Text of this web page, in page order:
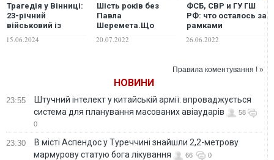
Трагедія у Вінниці:
23-річний
військовий із
двох дівчат, а
15.06.2024
Шість років без
Павла
Шеремета.Що
про
20.07.2022
ФСБ, СВР и ГУ ГШ
РФ: что осталось за
рамками
работы Андрея
агрессора
26.06.2022
Правила коментування ! »
НОВИНИ
23:55
Штучний інтелект у китайській армії: впроваджується
система для планування масованих авіаударів
58
0
23:30
В місті Аспендос у Туреччині знайшли 2,2-метрову
мармурову статую бога лікування
66 0